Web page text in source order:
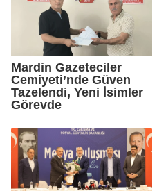
Mardin Gazeteciler
Cemiyeti’nde Güven
Tazelendi, Yeni İsimler
Görevde